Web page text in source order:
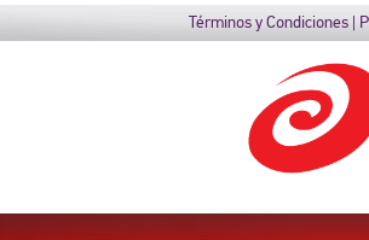
Términos y Condiciones |